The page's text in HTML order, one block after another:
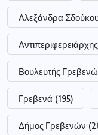
Αλεξάνδρα
Βουλευτής
Γρεβενά (195)
Δήμος Γρεβενών